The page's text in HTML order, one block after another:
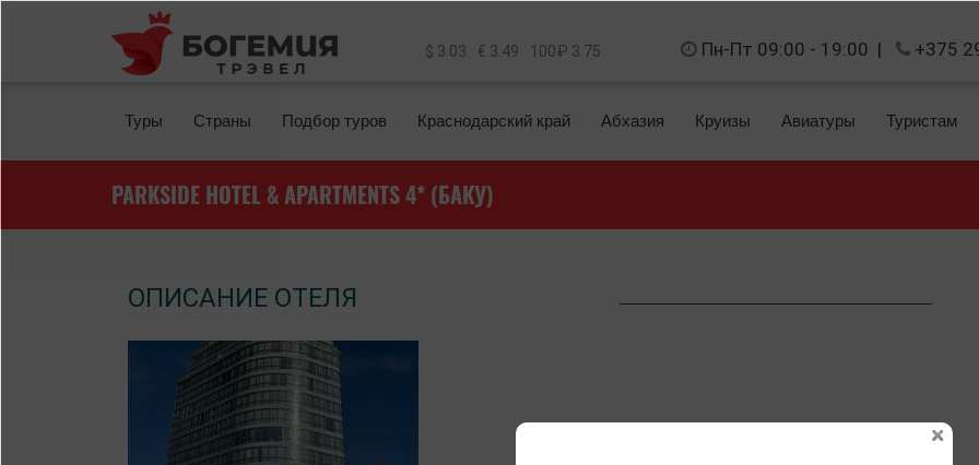
Перейти к основному содержанию
$ 3.03 € 3.49 100₽ 3.75 Пн-Пт 09:00 - 19:00 | +375
Туры Страны Подбор туров Краснодарский край Абхазия Круизы Авиатуры Туристам
PARKSIDE HOTEL & APARTMENTS 4* (БАКУ)
ОПИСАНИЕ ОТЕЛЯ